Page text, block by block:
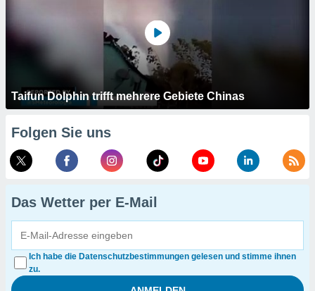
Taifun Dolphin trifft mehrere Gebiete Chinas
Folgen Sie uns
Das Wetter per E-Mail
Ich habe die Datenschutzbestimmungen gelesen und stimme ihnen
zu.